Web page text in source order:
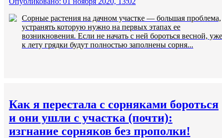
Сорные растения на дачном участке — большая проблема,
устранять которую нужно на первых этапах ее
возникновения. Если не начать с ней бороться весной, уже
к лету грядки будут полностью заполнены сорня...
Как я перестала с сорняками бороться
и они ушли с участка (почти):
изгнание сорняков без прополки!